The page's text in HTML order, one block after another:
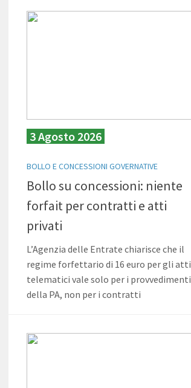
3 Agosto 2026
BOLLO E CONCESSIONI GOVERNATIVE
Bollo su concessioni: niente
forfait per contratti e atti
privati
L’Agenzia delle Entrate chiarisce che il
regime forfettario di 16 euro per gli atti
telematici vale solo per i provvedimenti
della PA, non per i contratti